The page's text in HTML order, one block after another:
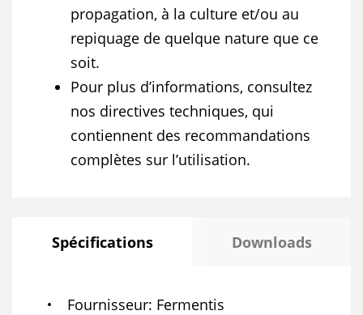
propagation, à la culture et/ou au
repiquage de quelque nature que ce
soit.
Pour plus d’informations, consultez
nos directives techniques, qui
contiennent des recommandations
complètes sur l’utilisation.
Spécifications Downloads
Fournisseur Fermentis